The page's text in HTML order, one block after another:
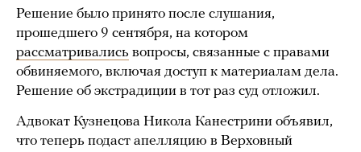
Решение было принято после слушания,
прошедшего 9 сентября, на котором
рассматривались вопросы, связанные с правами
обвиняемого, включая доступ к материалам дела.
Решение об экстрадиции в тот раз суд отложил.
Адвокат Кузнецова Никола Канестрини объявил,
что теперь подаст апелляцию в Верховный